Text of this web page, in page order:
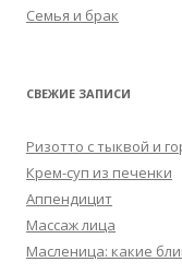
Семья и брак
СВЕЖИЕ ЗАПИСИ
Ризотто с тыквой и
Крем-суп из печенки
Аппендицит
Массаж лица
Масленица: какие